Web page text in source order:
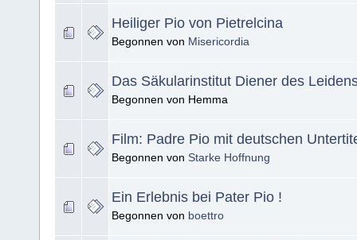
Heiliger Pio von Pietrelcina
Begonnen von Misericordia
Das Säkularinstitut Diener des
Begonnen von Hemma
Film: Padre Pio mit deutschen
Begonnen von Starke Hoffnung
Ein Erlebnis bei Pater Pio !
Begonnen von boettro